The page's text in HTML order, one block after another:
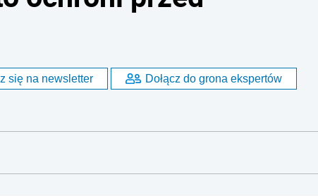
się na newsletter Dołącz do grona ekspertów